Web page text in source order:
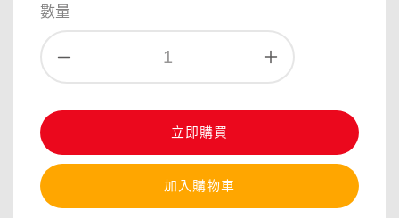
數量
立即購買
加入購物車